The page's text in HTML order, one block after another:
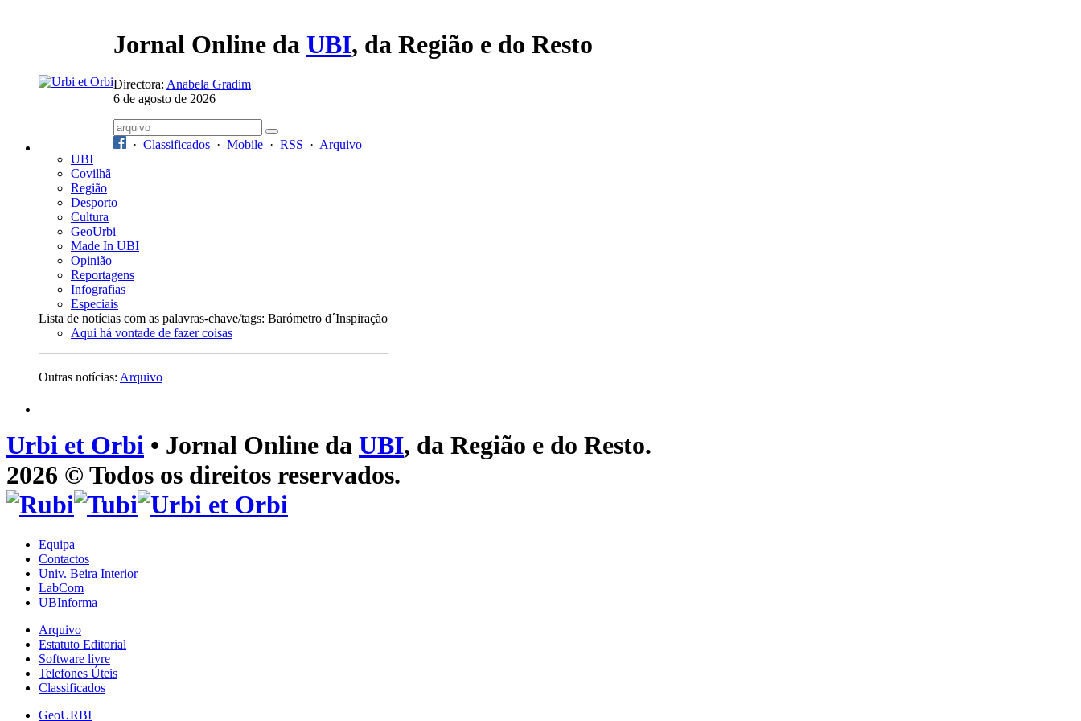
Jornal Online da UBI, da Região e do Resto
Directora: Anabela Gradim
6 de agosto de 2026
· Classificados · Mobile · RSS · Arquivo
UBI
Covilhã
Região
Desporto
Cultura
GeoUrbi
Made In UBI
Opinião
Reportagens
Infografias
Especiais
Lista de notícias com as palavras-chave/tags: Barómetro d´Inspiração
Aqui há vontade de fazer coisas
Outras notícias: Arquivo
Urbi et Orbi • Jornal Online da UBI, da Região e do Resto.
2026 © Todos os direitos reservados.
Equipa
Contactos
Univ. Beira Interior
LabCom
UBInforma
Arquivo
Estatuto Editorial
Software livre
Telefones Úteis
Classificados
GeoURBI